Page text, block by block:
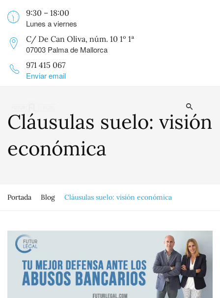
9:30 – 18:00
Lunes a viernes
C/ De Can Oliva, núm. 10 1º 1ª
07003 Palma de Mallorca
971 415 067
Enviar email
Cláusulas suelo: visión
económica
Portada Blog Cláusulas suelo: visión económica